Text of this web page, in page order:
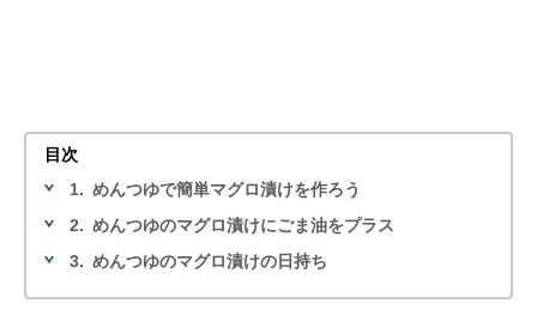
目次
1. めんつゆで簡単マグロ漬けを作ろう
2. めんつゆのマグロ漬けにごま油をプラス
3. めんつゆのマグロ漬けの日持ち